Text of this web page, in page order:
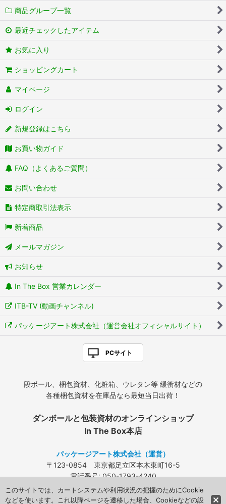
商品グループ一覧
最近チェックしたアイテム
お気に入り
ショッピングカート
マイページ
ログイン
新規登録はこちら
お買い物ガイド
FAQ（よくあるご質問）
お問い合わせ
特定商取引法表示
新着商品
メールマガジン
お知らせ
In The Box 営業カレンダー
ITB-TV (動画チャンネル)
パッケージアート株式会社（運営会社オフィシャルサイト）
PCサイト
段ボール、梱包資材、化粧箱、ウレタン等 緩衝材などの
各種梱包資材を在庫品なら最短当日出荷！
ダンボールと包装資材のオンラインショップ
In The Box本店
パッケージアート株式会社（運営）
〒123-0854 東京都足立区本木東町16-5
電話番号: 050-1793-4240
FAX: 03-3840-4424
メールアドレス:info@packageart.co.jp
このサイトでは、カートシステムや利用状況の把握のためにCookie
などを使います。これ以降ページを遷移した場合、Cookieなどの設